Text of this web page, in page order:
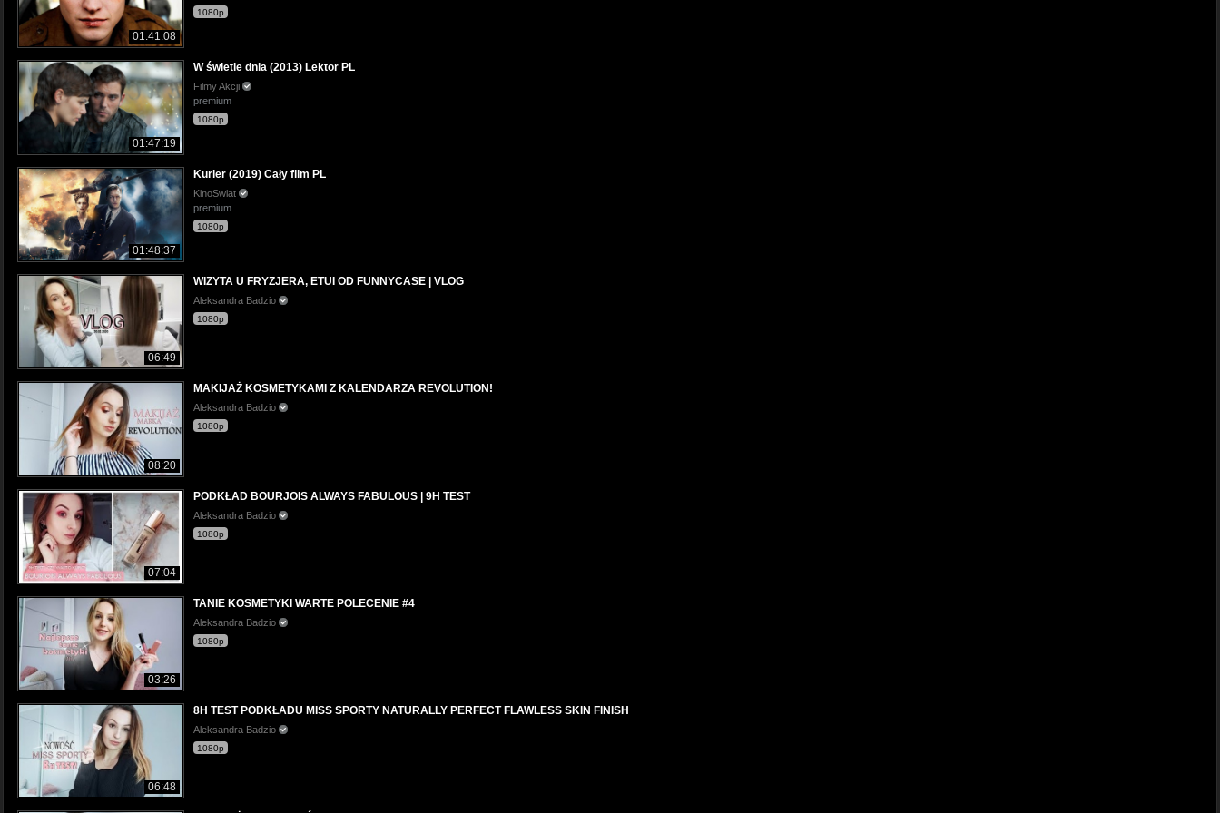
01:41:08
1080p
01:47:19
W świetle dnia (2013) Lektor PL
Filmy Akcji
premium
1080p
01:48:37
Kurier (2019) Cały film PL
KinoSwiat
premium
1080p
06:49
WIZYTA U FRYZJERA, ETUI OD FUNNYCASE | VLOG
Aleksandra Badzio
1080p
08:20
MAKIJAŻ KOSMETYKAMI Z KALENDARZA REVOLUTION!
Aleksandra Badzio
1080p
07:04
PODKŁAD BOURJOIS ALWAYS FABULOUS | 9H TEST
Aleksandra Badzio
1080p
03:26
TANIE KOSMETYKI WARTE POLECENIE #4
Aleksandra Badzio
1080p
06:48
8H TEST PODKŁADU MISS SPORTY NATURALLY PERFECT FLAWLESS SKIN FINISH
Aleksandra Badzio
1080p